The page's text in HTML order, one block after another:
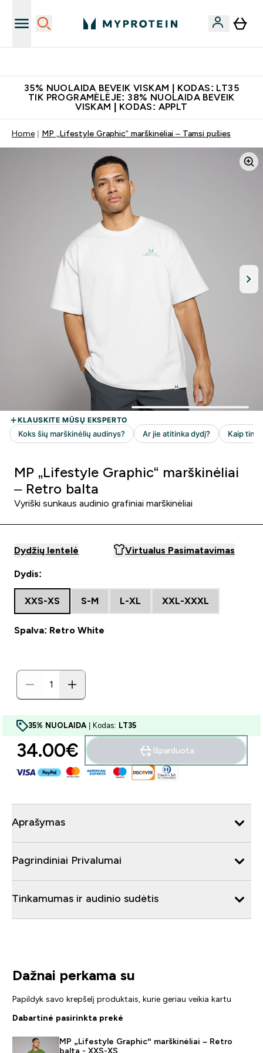
35% NUOLAIDA BEVEIK VISKAM | KODAS: LT35
TIK PROGRAMĖLĖJE: 38% NUOLAIDA BEVEIK
VISKAM | KODAS: APPLT
Home MP „Lifestyle Graphic“ marškinėliai – Tamsi pušies
MP „Lifestyle Graphic“ marškinėliai
– Retro balta
Vyriški sunkaus audinio grafiniai marškinėliai
Dydžių lentelė Virtualus Pasimatavimas
Dydis:
XXS-XS S-M L-XL XXL-XXXL
Spalva: Retro White
35% NUOLAIDA | Kodas: LT35
34.00€‎ Išparduota
Aprašymas
Pagrindiniai Privalumai
Tinkamumas ir audinio sudėtis
Dažnai perkama su
Papildyk savo krepšelį produktais, kurie geriau veikia kartu
Dabartinė pasirinkta prekė
MP „Lifestyle Graphic“ marškinėliai – Retro
balta - XXS-XS